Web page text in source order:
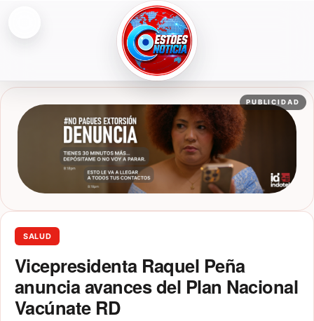
ESTOESNOTICIA|NOTICIAS
PUBLICIDAD
SALUD
Vicepresidenta Raquel Peña
anuncia avances del Plan Nacional
Vacúnate RD